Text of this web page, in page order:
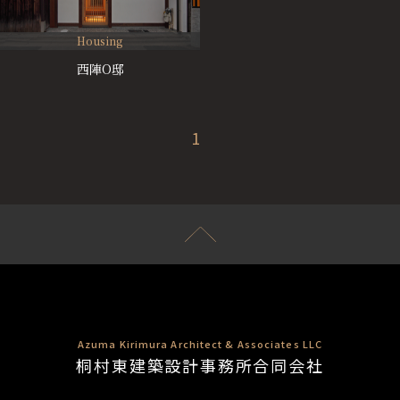
Housing
西陣O邸
1
Azuma Kirimura Architect & Associates LLC
桐村東建築設計事務所合同会社